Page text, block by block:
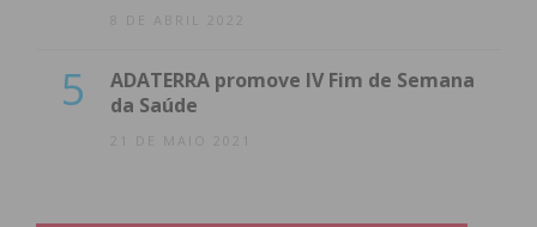
8 DE ABRIL 2022
5
ADATERRA promove IV Fim de Semana
da Saúde
21 DE MAIO 2021